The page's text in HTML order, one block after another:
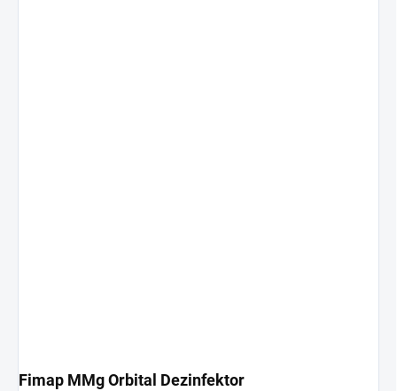
Fimap MMg Orbital Dezinfektor